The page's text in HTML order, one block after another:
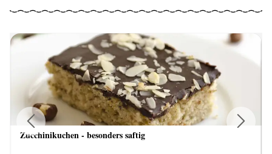
Zucchinikuchen - besonders saftig
Previous